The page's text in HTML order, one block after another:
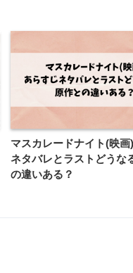
マスカレードナイト(映
ネタバレとラストどうな
の違いある？